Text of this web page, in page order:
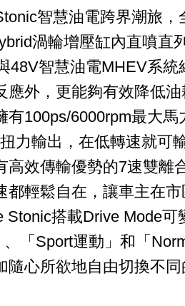
智慧油電跨界潮旅，
渦輪增壓缸內直噴直
48V智慧油電MHEV系統
應外，更能夠有效降低
有100ps/6000rpm最大馬
力輸出，在低轉速就可
高效傳輸優勢的7速雙離
都輕鬆自在，讓車主在
Stonic搭載Drive Mode可
「Sport運動」和「
隨心所欲地自由切換不